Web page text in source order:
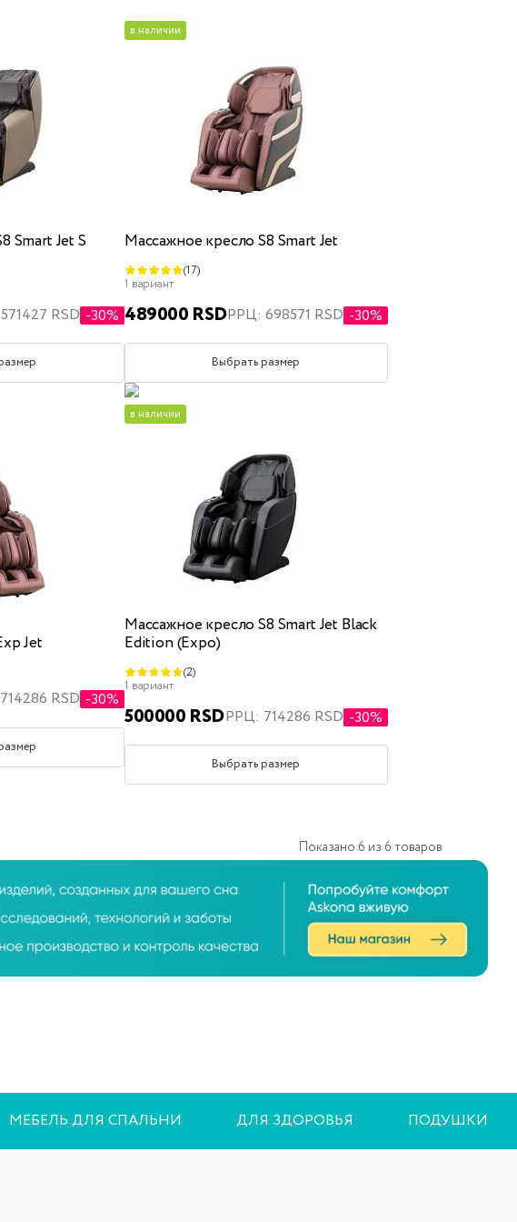
полуторные
с ящиком для белья
Smart Jet S
RSD -30%
в наличии
Массажное кресло S8 Smart Jet
(17)
1 вариант
489000 RSDРРЦ: 698571 RSD -30%
Выбрать размер
Jet
RSD -30%
в наличии
Массажное кресло S8 Smart Jet Black
Edition (Expo)
(2)
1 вариант
500000 RSDРРЦ: 714286 RSD -30%
Выбрать размер
Показано 6 из 6 товаров
МЕБЕЛЬ ДЛЯ СПАЛЬНИ ДЛЯ ЗДОРОВЬЯ ПОДУШКИ